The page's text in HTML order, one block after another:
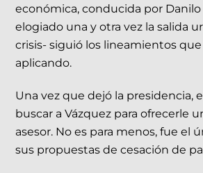
económica, conducida por
elogiado una y otra vez la salida
crisis- siguió los lineamientos que
aplicando.
Una vez que dejó la presidencia,
buscar a Vázquez para ofrecerle
asesor. No es para menos, fue el
sus propuestas de cesación de